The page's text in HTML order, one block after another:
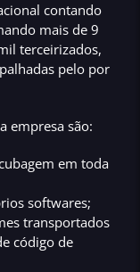
contando
mais de9
terceirizados,
pelo por
empresa são:
em toda
softwares;
transportados
código de